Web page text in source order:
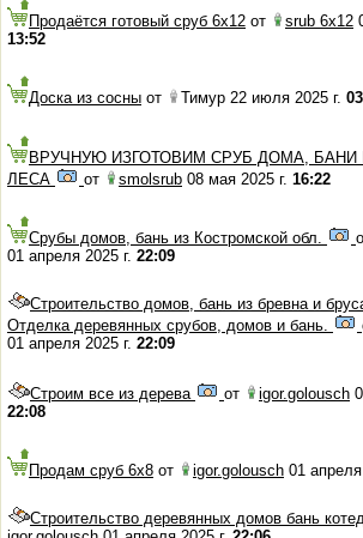
Продаётся готовый сруб 6х12 от srub 6x12
13:52
Доска из сосны от Тимур 22 июля 2025 г.
ВРУЧНУЮ ИЗГОТОВИМ СРУБ ДОМА, БАНИ
ЛЕСА
от smolsrub 08 мая 2025 г. 16:22
Срубы домов, бань из Костромской обл.
01 апреля 2025 г. 22:09
Строительство домов, бань из бревна и
Отделка деревянных срубов, домов и бань.
01 апреля 2025 г. 22:09
Строим все из дерева от igor.golousch
22:08
Продам сруб 6х8 от igor.golousch 01 апреля
Строительство деревянных домов бань